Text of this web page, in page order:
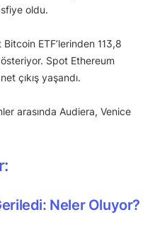
oldu.
ETF’lerinden 113,8
Spot Ethereum
çıkış yaşandı.
arasında Audiera, Venice
Neler Oluyor?